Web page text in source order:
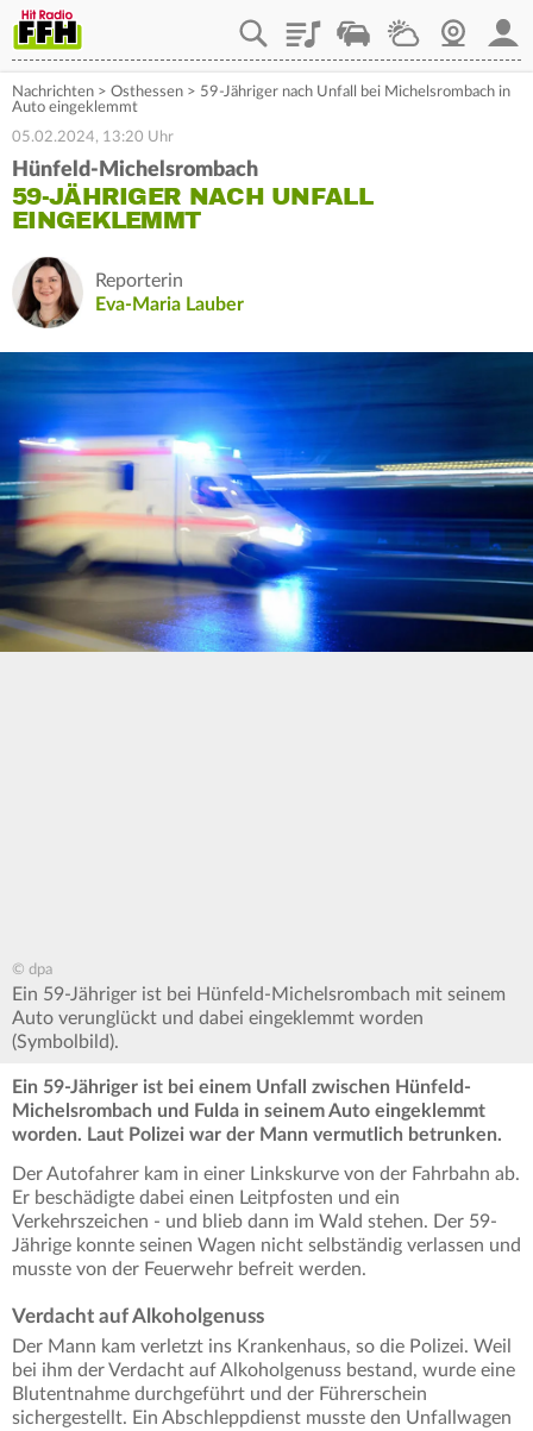
PlaylistStaupilotWetterWebcam
Nachrichten > Osthessen > 59-Jähriger nach Unfall bei Michelsrombach in
Auto eingeklemmt
05.02.2024, 13:20 Uhr
Hünfeld-Michelsrombach
59-JÄHRIGER NACH UNFALL
EINGEKLEMMT
Reporterin
Eva-Maria Lauber
© dpa
Ein 59-Jähriger ist bei Hünfeld-Michelsrombach mit seinem
Auto verunglückt und dabei eingeklemmt worden
(Symbolbild).
Ein 59-Jähriger ist bei einem Unfall zwischen Hünfeld-
Michelsrombach und Fulda in seinem Auto eingeklemmt
worden. Laut Polizei war der Mann vermutlich betrunken.
Der Autofahrer kam in einer Linkskurve von der Fahrbahn ab.
Er beschädigte dabei einen Leitpfosten und ein
Verkehrszeichen - und blieb dann im Wald stehen. Der 59-
Jährige konnte seinen Wagen nicht selbständig verlassen und
musste von der Feuerwehr befreit werden.
Verdacht auf Alkoholgenuss
Der Mann kam verletzt ins Krankenhaus, so die Polizei. Weil
bei ihm der Verdacht auf Alkoholgenuss bestand, wurde eine
Blutentnahme durchgeführt und der Führerschein
sichergestellt. Ein Abschleppdienst musste den Unfallwagen